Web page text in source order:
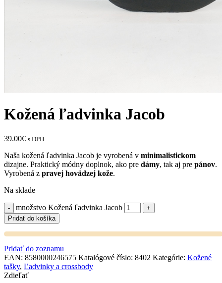
Kožená ľadvinka Jacob
39.00€ s DPH
Naša kožená ľadvinka Jacob je vyrobená v minimalistickom
dizajne. Praktický módny doplnok, ako pre dámy, tak aj pre pánov.
Vyrobená z pravej hovädzej kože.
Na sklade
množstvo Kožená ľadvinka Jacob
Pridať do košíka
Pridať do zoznamu
EAN: 8580000246575 Katalógové číslo: 8402 Kategórie: Kožené
tašky, Ľadvinky a crossbody
Zdieľať